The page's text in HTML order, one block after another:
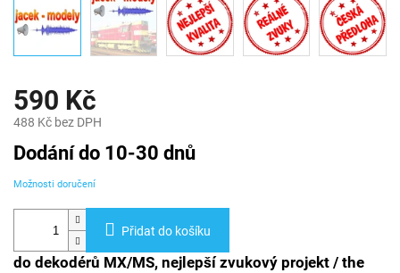
590 Kč
488 Kč bez DPH
Měrná
cena:
Dodání do 10-30 dnů
Možnosti doručení
Přidat do košíku
do dekodérů MX/MS, nejlepší zvukový projekt / the